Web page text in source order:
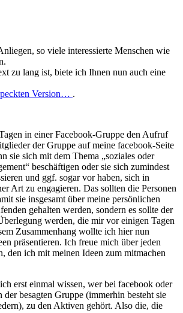
so viele interessierte Menschen wie
zu lang ist, biete ich Ihnen nun auch eine
Version… .
in einer Facebook-Gruppe den Aufruf
der Gruppe auf meine facebook-Seite
sie sich mit dem Thema „soziales oder
beschäftigen oder sie sich zumindest
und ggf. sogar vor haben, sich in
Art zu engagieren. Das sollten die Personen
sie insgesamt über meine persönlichen
gehalten werden, sondern es sollte der
werden, die mir vor einigen Tagen
Zusammenhang wollte ich hier nun
präsentieren. Ich freue mich über jeden
den ich mit meinen Ideen zum mitmachen
erst einmal wissen, wer bei facebook oder
der besagten Gruppe (immerhin besteht sie
zu den Aktiven gehört. Also die, die